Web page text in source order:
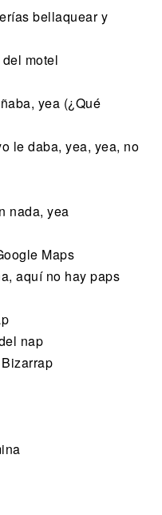
bellaquear y
motel
yea (¿Qué
le daba, yea, yea, no
nada, yea
Maps
aquí no hay paps
nap